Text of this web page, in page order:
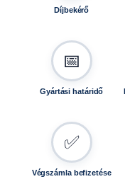
Díjbekérő
📅
Gyártási határidő
✅
Végszámla befizetése